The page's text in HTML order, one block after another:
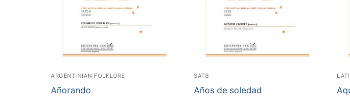
ARGENTINIAN FOLKLORE
Añorando
SATB
Años de soledad